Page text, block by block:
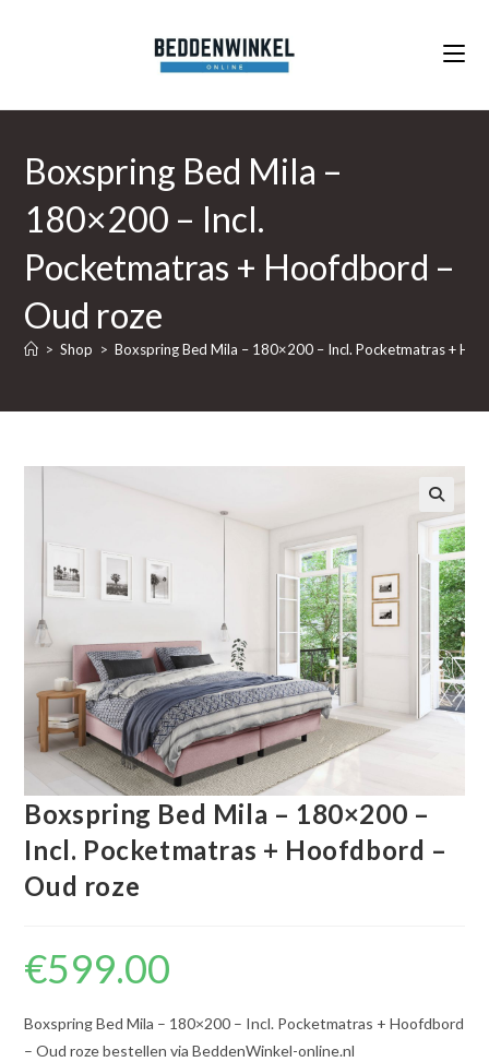
Boxspring Bed Mila –
180×200 – Incl.
Pocketmatras + Hoofdbord –
Oud roze
> Shop > Boxspring Bed Mila – 180×200 – Incl. Pocketmatras +
🔍
Boxspring Bed Mila – 180×200 –
Incl. Pocketmatras + Hoofdbord –
Oud roze
€599.00
Boxspring Bed Mila – 180×200 – Incl. Pocketmatras + Hoofdbord
– Oud roze bestellen via BeddenWinkel-online.nl